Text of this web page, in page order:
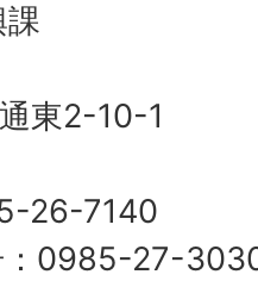
東2-10-1
26-7140
：0985-27-